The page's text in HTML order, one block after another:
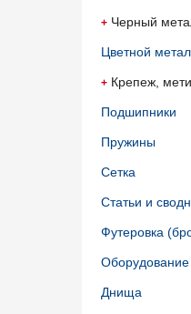
Черный
Цветной
Крепеж,
Подшипники
Пружины
Сетка
Статьи и
Футеровка
Днища